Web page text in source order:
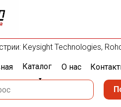
Keysight Technologies, Rohde
Каталог О нас